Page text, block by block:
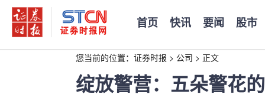
首页 快讯 要闻 股市
您当前的位置： 证券时报 > 公司 > 正文
绽放警营：五朵警花